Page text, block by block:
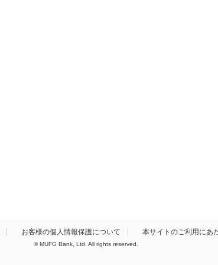
お客様の個人情報保護について 本サイトのご利用にあ
© MUFG Bank, Ltd. All rights reserved.